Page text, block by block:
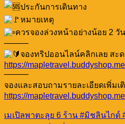
ประกันการเดินทาง
หมายเหตุ
ควรจองล่วงหน้าอย่างน้อย 2 วัน
———
จองทริปออนไลน์คลิกเลย สะด
https://
———
จองและสอบถามรายละเอียดเพิ่มเ
https://
เมเปิลพาตะลุย 6 ร้าน #มิชลินไกด์